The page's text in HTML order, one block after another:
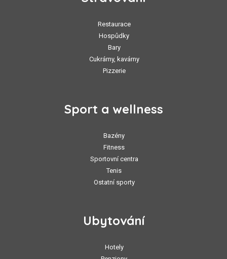
Restaurace
Hospůdky
Bary
Cukrárny, kavárny
Pizzerie
Sport a wellness
Bazény
Fitness
Sportovní centra
Tenis
Ostatní sporty
Ubytování
Hotely